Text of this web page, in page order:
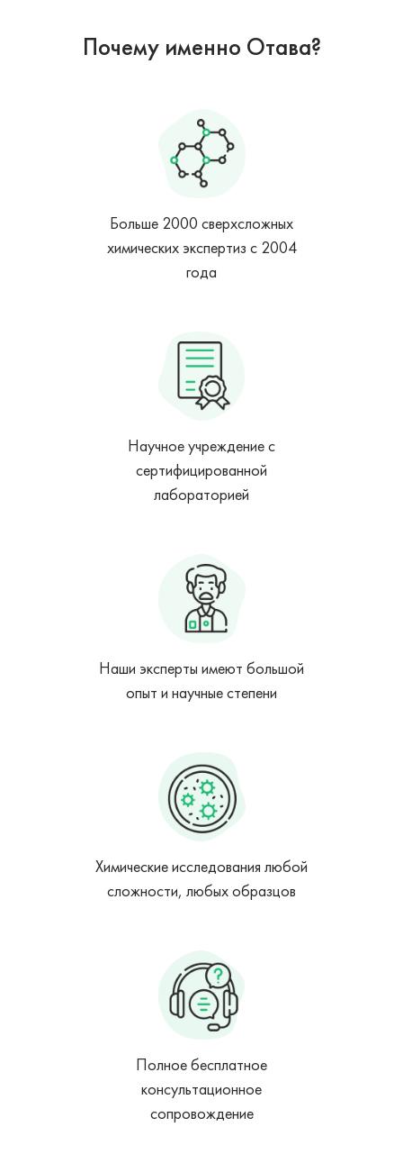
Почему именно Отава?
Больше 2000 сверхсложных
химических экспертиз с 2004
года
Научное учреждение с
сертифицированной
лабораторией
Наши эксперты имеют большой
опыт и научные степени
Химические исследования любой
сложности, любых образцов
Полное бесплатное
консультационное
сопровождение